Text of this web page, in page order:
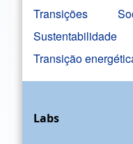
Transições
Sustentabilidade
Transição
Labs